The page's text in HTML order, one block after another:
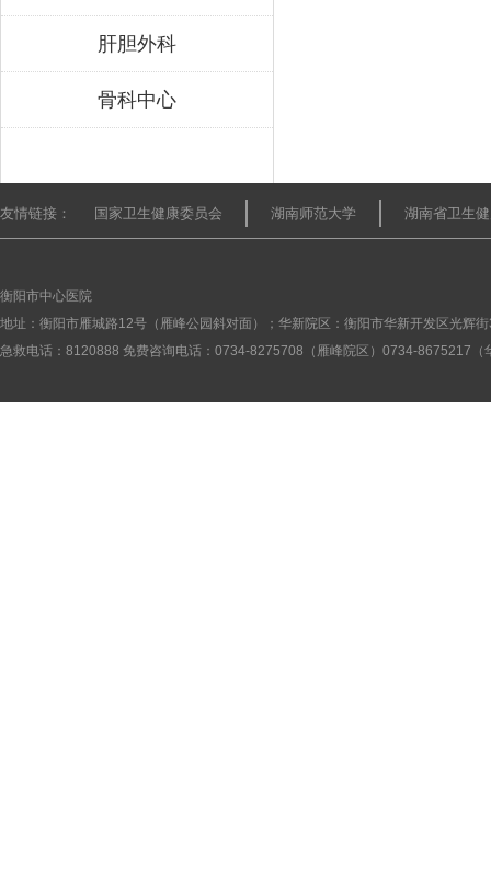
肝胆外科
骨科中心
友情链接： 国家卫生健康委员会 湖南师范大学 湖南省卫生
衡阳市中心医院
地址：衡阳市雁城路12号（雁峰公园斜对面）；华新院区：衡阳市华新开发区光辉
急救电话：8120888 免费咨询电话：0734-8275708（雁峰院区）0734-8675217（